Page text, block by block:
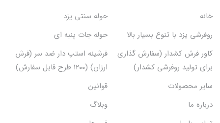
خانه
حوله سنتی یزد
روفرشی یزد با تنوع بسیار بالا
حوله جات پنبه ای
کاور فرش کشدار (سفارش گذاری
برای تولید روفرشی کشدار)
فرشینه استپ دار ضد سر (فرش
ارزان) (۱۲۰۰ طرح قابل سفارش)
سایر محصولات
قوانین
درباره ما
وبلاگ